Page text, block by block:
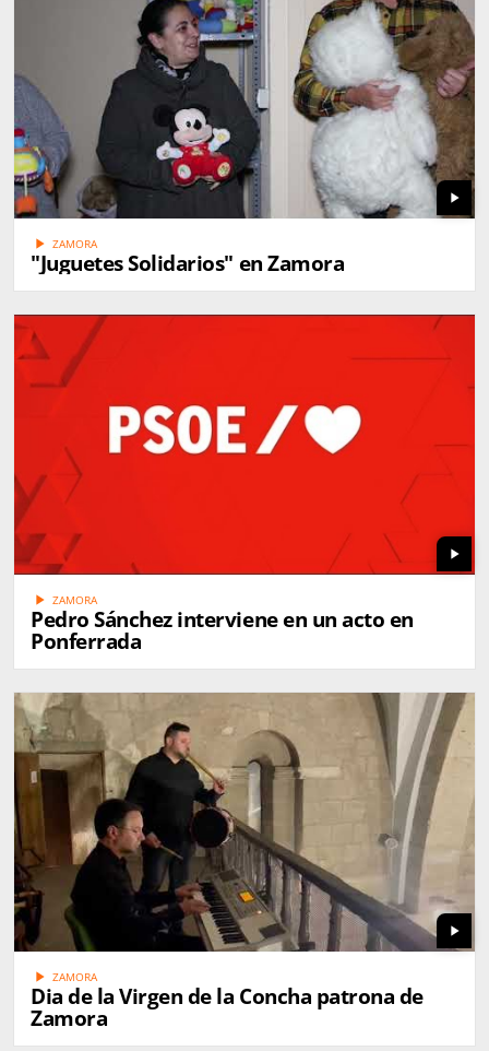
play_arrow
play_arrow ZAMORA
"Juguetes Solidarios" en Zamora
play_arrow
play_arrow ZAMORA
Pedro Sánchez interviene en un acto en
Ponferrada
play_arrow
play_arrow ZAMORA
Dia de la Virgen de la Concha patrona de
Zamora